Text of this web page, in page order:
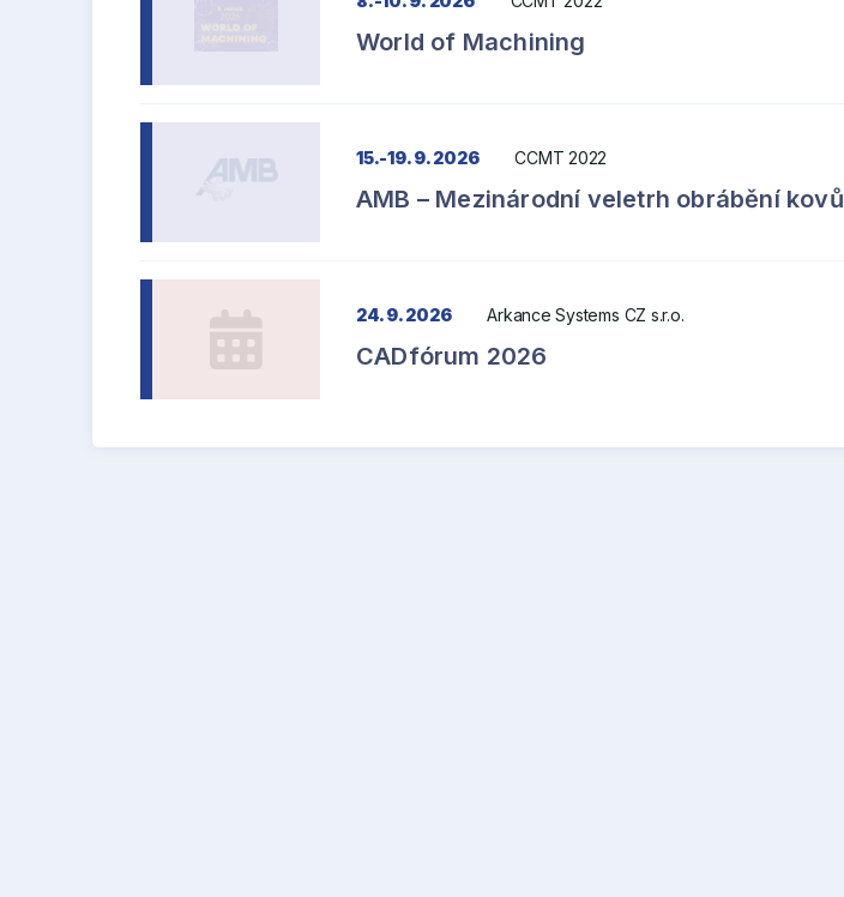
World of Machining
15.-19. 9. 2026 CCMT 2022
AMB – Mezinárodní veletrh obrábění kovů
24. 9. 2026 Arkance Systems CZ s.r.o.
CADfórum 2026